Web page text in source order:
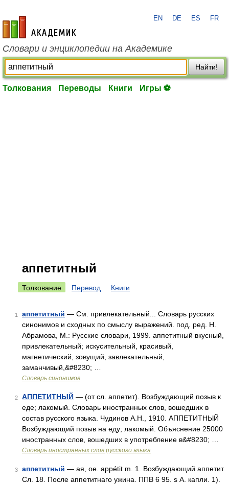
academic.ru
EN DE ES FR
Словари и энциклопедии на Академике
Найти!
Толкования Переводы Книги Игры ⚽
аппетитный
Толкование Перевод Книги
1 аппетитный — См. привлекательный... Словарь русских
синонимов и сходных по смыслу выражений. под. ред. Н.
Абрамова, М.: Русские словари, 1999. аппетитный вкусный,
привлекательный; искусительный, красивый,
магнетический, зовущий, завлекательный,
заманчивый,&#8230; …
Словарь синонимов
2 АППЕТИТНЫЙ — (от сл. аппетит). Возбуждающий позыв к
еде; лакомый. Словарь иностранных слов, вошедших в
состав русского языка. Чудинов А.Н., 1910. АППЕТИТНЫЙ
Возбуждающий позыв на еду; лакомый. Объяснение 25000
иностранных слов, вошедших в употребление в&#8230; …
Словарь иностранных слов русского языка
3 аппетитный — ая, ое. appétit m. 1. Возбуждающий аппетит.
Сл. 18. После аппетитнаго ужина. ППВ 6 95. s А. капли. 1).